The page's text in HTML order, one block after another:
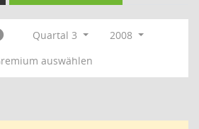
Quartal 3
2008
auswählen